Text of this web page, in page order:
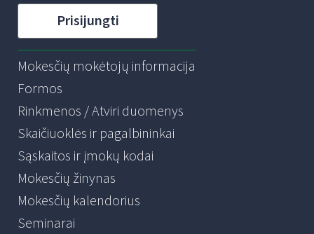
Prisijungti
Mokesčių mokėtojų informacija
Formos
Rinkmenos / Atviri duomenys
Skaičiuoklės ir pagalbininkai
Sąskaitos ir įmokų kodai
Mokesčių žinynas
Mokesčių kalendorius
Seminarai